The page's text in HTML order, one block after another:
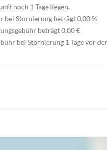
noch 1 Tage liegen.
bei Stornierung beträgt 0,00 %
beträgt 0,00 €
bei Stornierung 1 Tage vor